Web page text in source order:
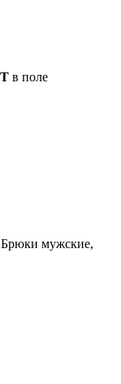
в поле
мужские,